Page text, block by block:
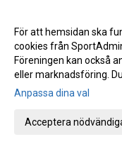
Träningsuppdatering - April,
Träningsuppehåll i påsk!
Alla måste hjälpa till .....
Träning på Sportlovet?
Lättade restriktioner för
-02 och senare.
För att hemsidan ska
cookies från
Föreningen kan också
eller marknadsföring.
Anpassa dina val
Acceptera